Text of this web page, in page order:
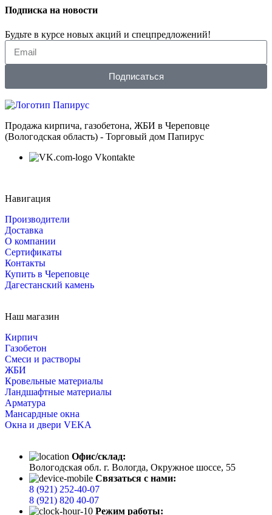
Подписка на новости
Будьте в курсе новых акций и спецпредложений!
Подписаться
Продажа кирпича, газобетона, ЖБИ в Череповце
(Вологодская область) - Торговый дом Папирус
Vkontakte
Навигация
Производители
Доставка
О компании
Сертификаты
Контакты
Купить в Череповце
Дагестанский камень
Наш магазин
Кирпич
Газобетон
Cмеси и растворы
ЖБИ
Кровельные материалы
Ландшафтные материалы
Арматура
Мансардные окна
Окна и двери VEKA
Офис/склад:
Вологодская обл. г. Вологда, Окружное шоссе, 55
Связаться с нами:
8 (921) 252-40-07
8 (921) 820 40-07
Режим работы: